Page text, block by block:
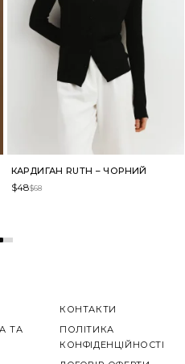
КАРДИГАН RUTH – ЧОРНИЙ
$68
$48
ТА
КОНТАКТИ
ПОЛІТИКА
КОНФІДЕНЦІЙНОСТІ